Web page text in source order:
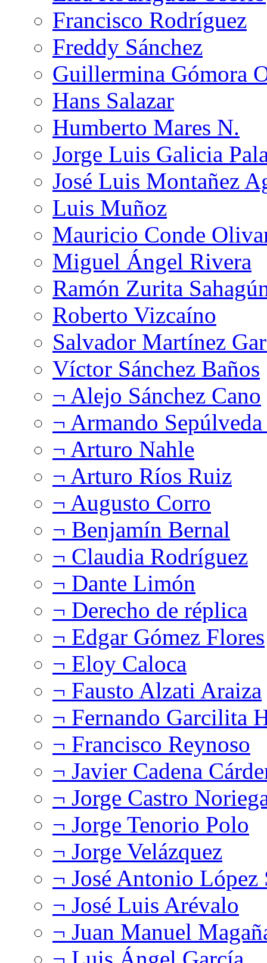
Francisco Rodríguez
Freddy Sánchez
Guillermina Gómora
Hans Salazar
Humberto Mares N.
Jorge Luis Galicia
José Luis Montañez
Luis Muñoz
Mauricio Conde
Miguel Ángel Rivera
Ramón Zurita
Roberto Vizcaíno
Salvador Martínez
Víctor Sánchez Baños
¬ Alejo Sánchez Cano
¬ Armando
¬ Arturo Nahle
¬ Arturo Ríos Ruiz
¬ Augusto Corro
¬ Benjamín Bernal
¬ Claudia Rodríguez
¬ Dante Limón
¬ Derecho de réplica
¬ Edgar Gómez Flores
¬ Eloy Caloca
¬ Fausto Alzati Araiza
¬ Fernando Garcilita
¬ Francisco Reynoso
¬ Javier Cadena
¬ Jorge Castro
¬ Jorge Tenorio Polo
¬ Jorge Velázquez
¬ José Antonio López
¬ José Luis Arévalo
¬ Juan Manuel